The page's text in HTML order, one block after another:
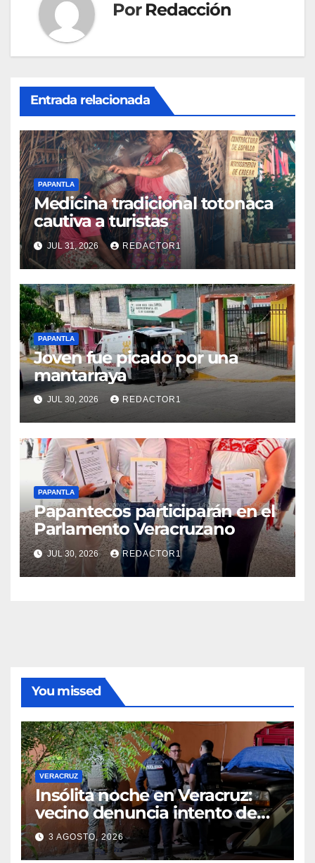
Por Redacción
Entrada relacionada
PAPANTLA
Medicina tradicional totonaca
cautiva a turistas
JUL 31, 2026 REDACTOR1
PAPANTLA
Joven fue picado por una
mantarraya
JUL 30, 2026 REDACTOR1
PAPANTLA
Papantecos participarán en el
Parlamento Veracruzano
JUL 30, 2026 REDACTOR1
You missed
VERACRUZ
Insólita noche en Veracruz:
vecino denuncia intento de
cateo tras viralizar video
captado por cámaras de
3 AGOSTO, 2026